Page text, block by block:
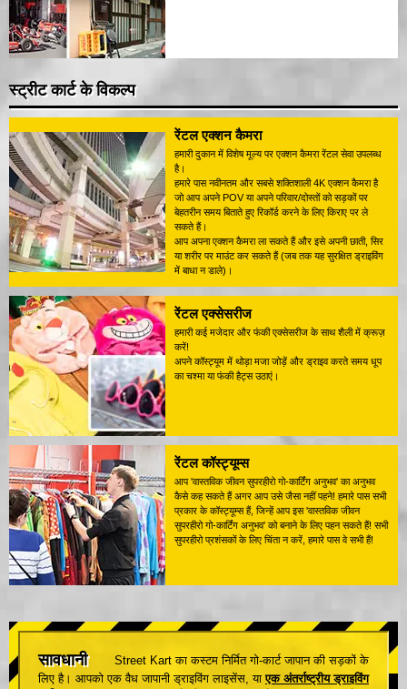
स्ट्रीट कार्ट के विकल्प
रेंटल एक्शन कैमरा
हमारी दुकान में विशेष मूल्य पर एक्शन कैमरा रेंटल सेवा उपलब्ध
है।
हमारे पास नवीनतम और सबसे शक्तिशाली 4K एक्शन कैमरा है
जो आप अपने POV या अपने परिवार/दोस्तों को सड़कों पर
बेहतरीन समय बिताते हुए रिकॉर्ड करने के लिए किराए पर ले
सकते हैं।
आप अपना एक्शन कैमरा ला सकते हैं और इसे अपनी छाती, सिर
या शरीर पर माउंट कर सकते हैं (जब तक यह सुरक्षित ड्राइविंग
में बाधा न डाले)।
रेंटल एक्सेसरीज
हमारी कई मजेदार और फंकी एक्सेसरीज के साथ शैली में क्रूज़
करें!
अपने कॉस्ट्यूम में थोड़ा मजा जोड़ें और ड्राइव करते समय धूप
का चश्मा या फंकी हैट्स उठाएं।
रेंटल कॉस्ट्यूम्स
आप 'वास्तविक जीवन सुपरहीरो गो-कार्टिंग अनुभव' का अनुभव
कैसे कह सकते हैं अगर आप उसे जैसा नहीं पहने! हमारे पास सभी
प्रकार के कॉस्ट्यूम्स हैं, जिन्हें आप इस 'वास्तविक जीवन
सुपरहीरो गो-कार्टिंग अनुभव' को बनाने के लिए पहन सकते हैं! सभी
सुपरहीरो प्रशंसकों के लिए चिंता न करें, हमारे पास वे सभी हैं!
सावधानी
Street Kart का कस्टम निर्मित गो-कार्ट जापान की सड़कों के
लिए है। आपको एक वैध जापानी ड्राइविंग लाइसेंस, याएक अंतर्राष्ट्रीय ड्राइविंग